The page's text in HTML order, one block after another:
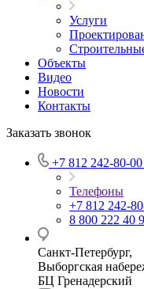
Услуги
Объекты
Видео
Новости
Контакты
Заказать звонок
+7 812 242-80-00
Телефоны
+7 812 242-
8 800 222 40
Санкт-Петербург,
Выборгская
БЦ Гренадерский